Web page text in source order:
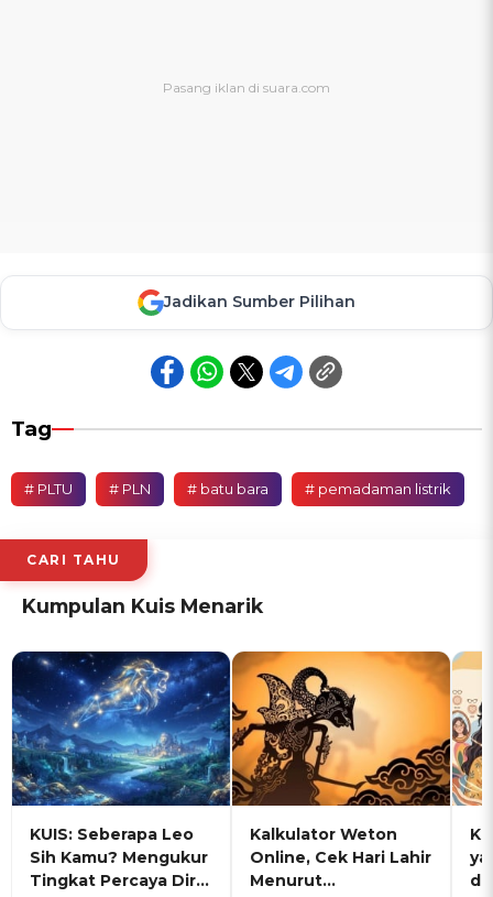
Jadikan Sumber Pilihan
Tag
# PLTU # PLN # batu bara # pemadaman listrik
CARI TAHU
Kumpulan Kuis Menarik
KUIS: Seberapa Leo
Sih Kamu? Mengukur
Tingkat Percaya Diri
Kalkulator Weton
Online, Cek Hari Lahir
Menurut